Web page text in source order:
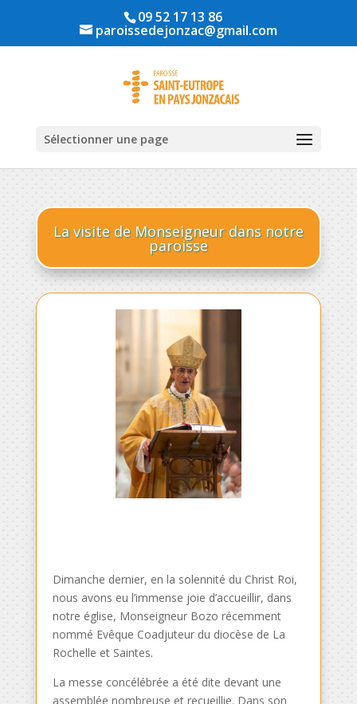
09 52 17 13 86
paroissedejonzac@gmail.com
Sélectionner une page
La visite de Monseigneur dans notre
paroisse
Dimanche dernier, en la solennité du Christ Roi,
nous avons eu l’immense joie d’accueillir, dans
notre église, Monseigneur Bozo récemment
nommé Evêque Coadjuteur du diocèse de La
Rochelle et Saintes.
La messe concélébrée a été dite devant une
assemblée nombreuse et recueillie. Dans son